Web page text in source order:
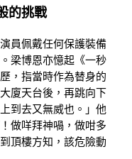
的挑戰
員佩戴任何保護裝備
梁博恩亦憶起《一秒
，指當時作為替身的
廈天台後，再跳向下
到去又無威也。」他
做咩拜神喎，做咁多
頂樓方知，該危險動